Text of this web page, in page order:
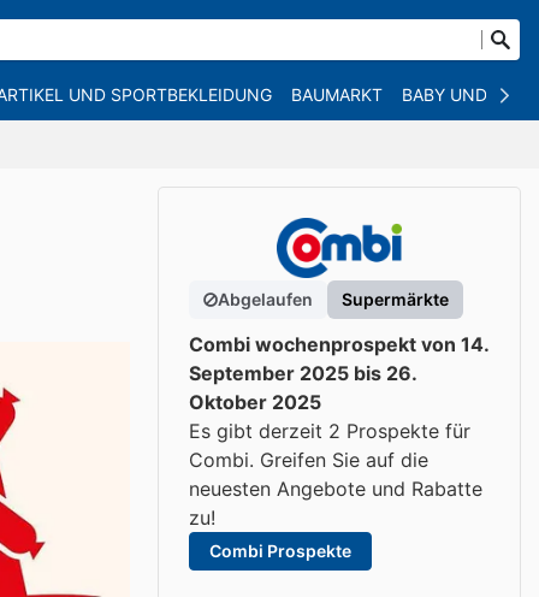
UND SPORTBEKLEIDUNG BAUMARKT BABY UND KIND
Abgelaufen Supermärkte
Combi wochenprospekt von 14.
September 2025 bis 26.
Oktober 2025
Es gibt derzeit 2 Prospekte für
Combi. Greifen Sie auf die
neuesten Angebote und Rabatte
zu!
Combi Prospekte